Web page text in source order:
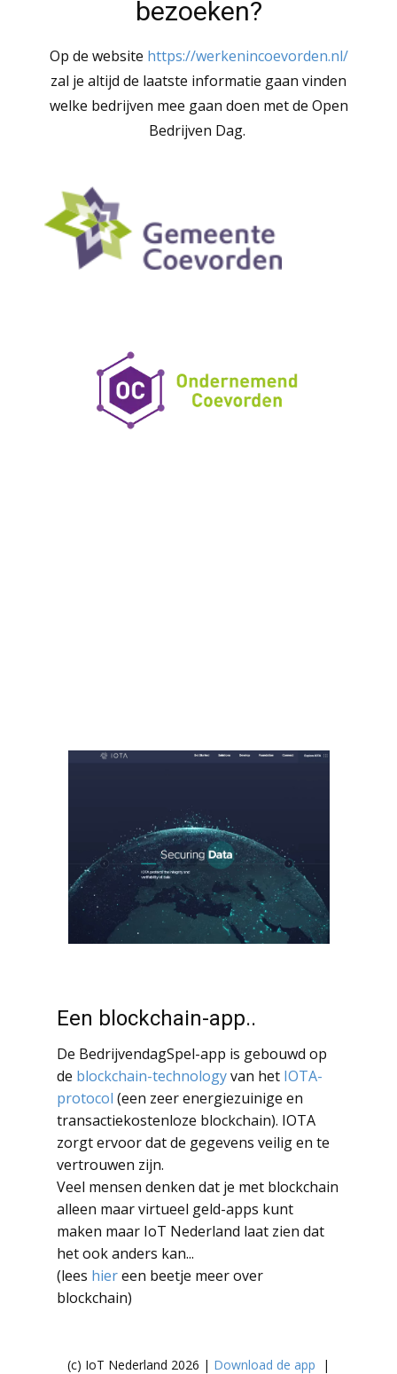
bezoeken?
Op de website https://werkenincoevorden.nl/
zal je altijd de laatste informatie gaan vinden
welke bedrijven mee gaan doen met de Open
Bedrijven Dag.
Een blockchain-app..
De BedrijvendagSpel-app is gebouwd op
de blockchain-technologyvan het IOTA-
protocol (een zeer energiezuinige en
transactiekostenloze blockchain). IOTA
zorgt ervoor dat de gegevens veilig en te
vertrouwen zijn.
Veel mensen denken dat je met blockchain
alleen maar virtueel geld-apps kunt
maken maar IoT Nederland laat zien dat
het ook anders kan...
(lees hiereen beetje meer over
blockchain)
(c) IoT Nederland 2026 | Download de app |